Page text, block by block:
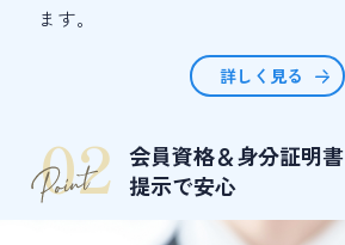
ます。
詳しく見る
02 会員資格＆身分証明書
提示で安心